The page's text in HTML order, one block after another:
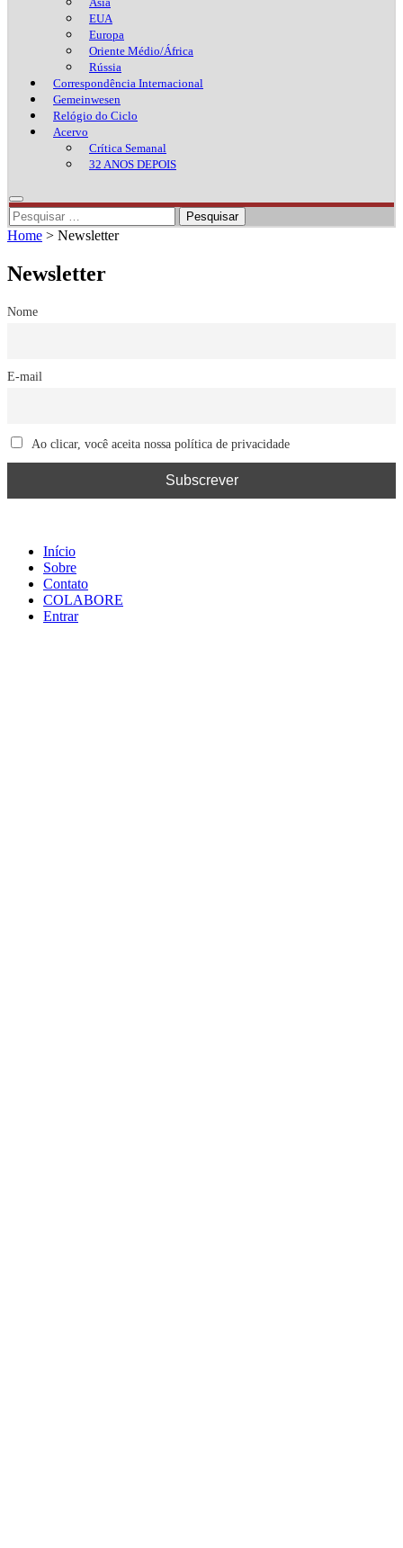
EUA
Europa
Oriente Médio/África
Rússia
Correspondência Internacional
Gemeinwesen
Relógio do Ciclo
Acervo
Crítica Semanal
32 ANOS DEPOIS
Pesquisar
por:
Home > Newsletter
Newsletter
Nome
E-mail
Ao clicar, você aceita nossa política de privacidade
Início
Sobre
Contato
COLABORE
Entrar